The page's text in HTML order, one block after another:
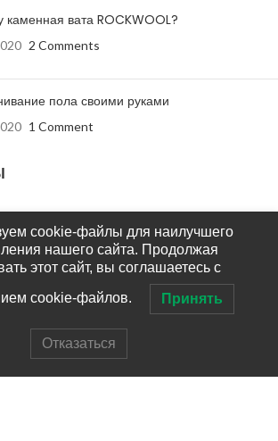
каменная вата ROCKWOOL?
2 Comments
пола своими руками
1 Comment
cookie-файлы для наилучшего
нашего сайта. Продолжая
этот сайт, вы соглашаетесь с
cookie-файлов. Принять
Отказаться